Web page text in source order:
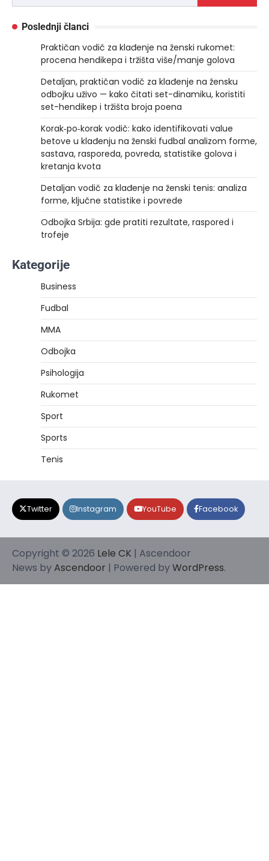
Poslednji članci
Praktičan vodič za klađenje na ženski rukomet:
procena hendikepa i tržišta više/manje golova
Detaljan, praktičan vodič za klađenje na žensku
odbojku uživo — kako čitati set-dinamiku, koristiti
set-hendikep i tržišta broja poena
Korak‑po‑korak vodič: kako identifikovati value
betove u klađenju na ženski fudbal analizom forme,
sastava, rasporeda, povreda, statistike golova i
kretanja kvota
Detaljan vodič za klađenje na ženski tenis: analiza
forme, ključne statistike i povrede
Odbojka Srbija: gde pratiti rezultate, raspored i
trofeje
Kategorije
Business
Fudbal
MMA
Odbojka
Psihologija
Rukomet
Sport
Sports
Tenis
Twitter Instagram YouTube Facebook
Copyright © 2026 Lele CK | Ascendoor
News byAscendoor | Powered byWordPress.